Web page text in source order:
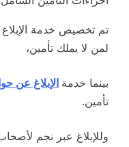
تم تخصيص خدمة
لمن لا يملك تأمين،
بينما خدمة الإبلاغ عن
تأمين.
وللإبلاغ عبر نجم